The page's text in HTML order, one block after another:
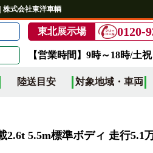
株式会社東洋車輌
東北展示場 0120-
【営業時間】9時～18時/土
陸送目安 対象地域・車両
5.5m標準ボディ 走行5.1